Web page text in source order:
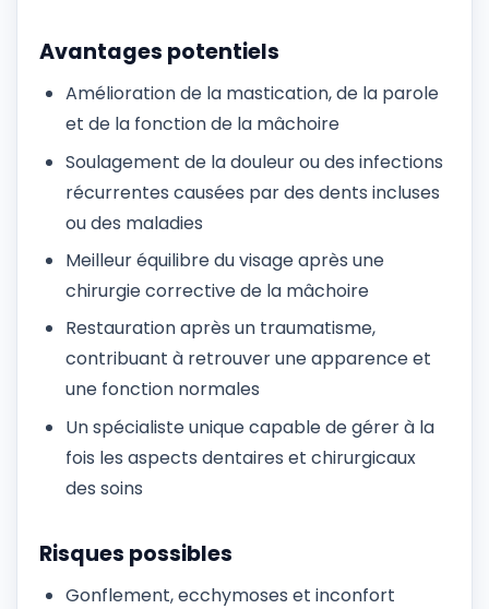
Avantages potentiels
Amélioration de la mastication, de la parole
et de la fonction de la mâchoire
Soulagement de la douleur ou des infections
récurrentes causées par des dents incluses
ou des maladies
Meilleur équilibre du visage après une
chirurgie corrective de la mâchoire
Restauration après un traumatisme,
contribuant à retrouver une apparence et
une fonction normales
Un spécialiste unique capable de gérer à la
fois les aspects dentaires et chirurgicaux
des soins
Risques possibles
Gonflement, ecchymoses et inconfort